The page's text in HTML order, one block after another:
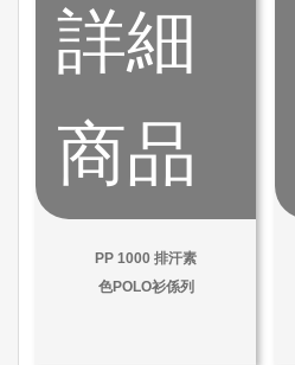
詳細
商品
PP 1000 排汗素
色POLO衫係列